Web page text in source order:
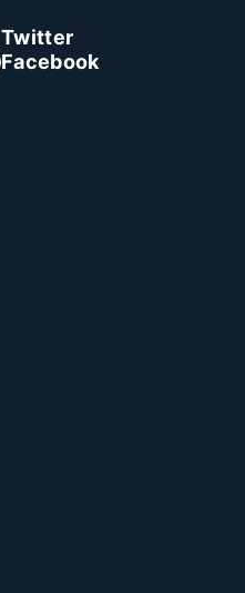
Twitter
Facebook